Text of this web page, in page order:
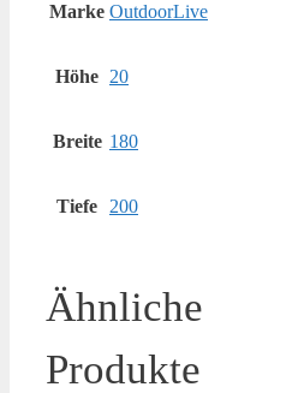
Marke OutdoorLive
Höhe 20
Breite 180
Tiefe 200
Ähnliche
Produkte